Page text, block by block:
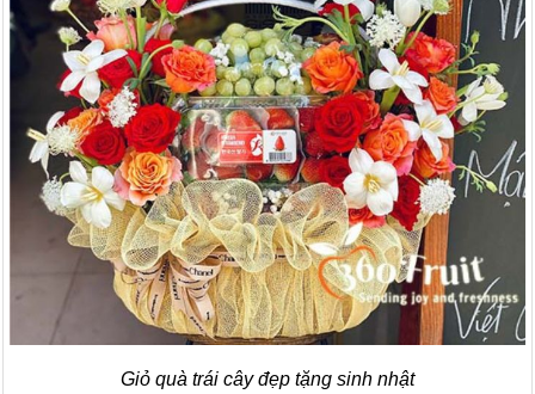
Giỏ quà trái cây đẹp tặng sinh nhật